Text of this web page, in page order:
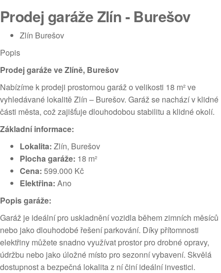
Prodej garáže Zlín - Burešov
Zlín Burešov
Popis
Prodej garáže ve Zlíně, Burešov
Nabízíme k prodeji prostornou garáž o velikosti 18 m² ve
vyhledávané lokalitě Zlín – Burešov. Garáž se nachází v klidné
části města, což zajišťuje dlouhodobou stabilitu a klidné okolí.
Základní informace:
Lokalita: Zlín, Burešov
Plocha garáže: 18 m²
Cena: 599.000 Kč
Elektřina: Ano
Popis garáže:
Garáž je ideální pro uskladnění vozidla během zimních měsíců
nebo jako dlouhodobé řešení parkování. Díky přítomnosti
elektřiny můžete snadno využívat prostor pro drobné opravy,
údržbu nebo jako úložné místo pro sezonní vybavení. Skvělá
dostupnost a bezpečná lokalita z ní činí ideální investici.